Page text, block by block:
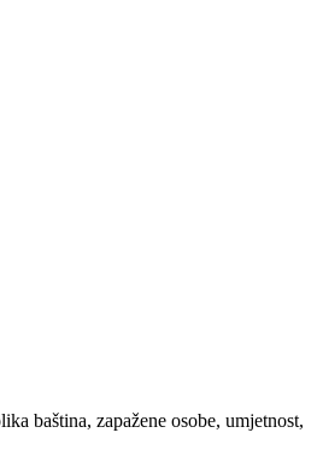
baština, zapažene osobe, umjetnost,